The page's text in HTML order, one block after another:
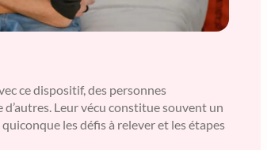
ce dispositif, des personnes
Leur vécu constitue souvent un
les défis à relever et les étapes